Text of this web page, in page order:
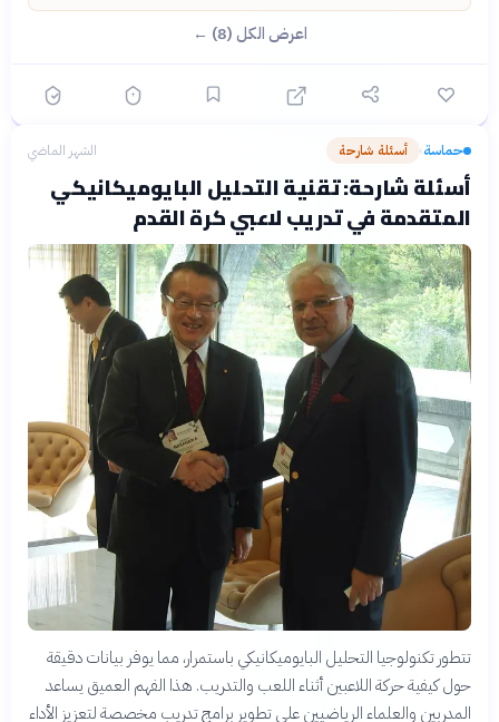
اعرض الكل (8) ←
حماسة› أسئلة شارحة الشهر الماضي
أسئلة شارحة: تقنية التحليل البايوميكانيكي
المتقدمة في تدريب لاعبي كرة القدم
تتطور تكنولوجيا التحليل البايوميكانيكي باستمرار، مما يوفر بيانات دقيقة
حول كيفية حركة اللاعبين أثناء اللعب والتدريب. هذا الفهم العميق يساعد
المدربين والعلماء الرياضيين على تطوير برامج تدريب مخصصة لتعزيز الأداء